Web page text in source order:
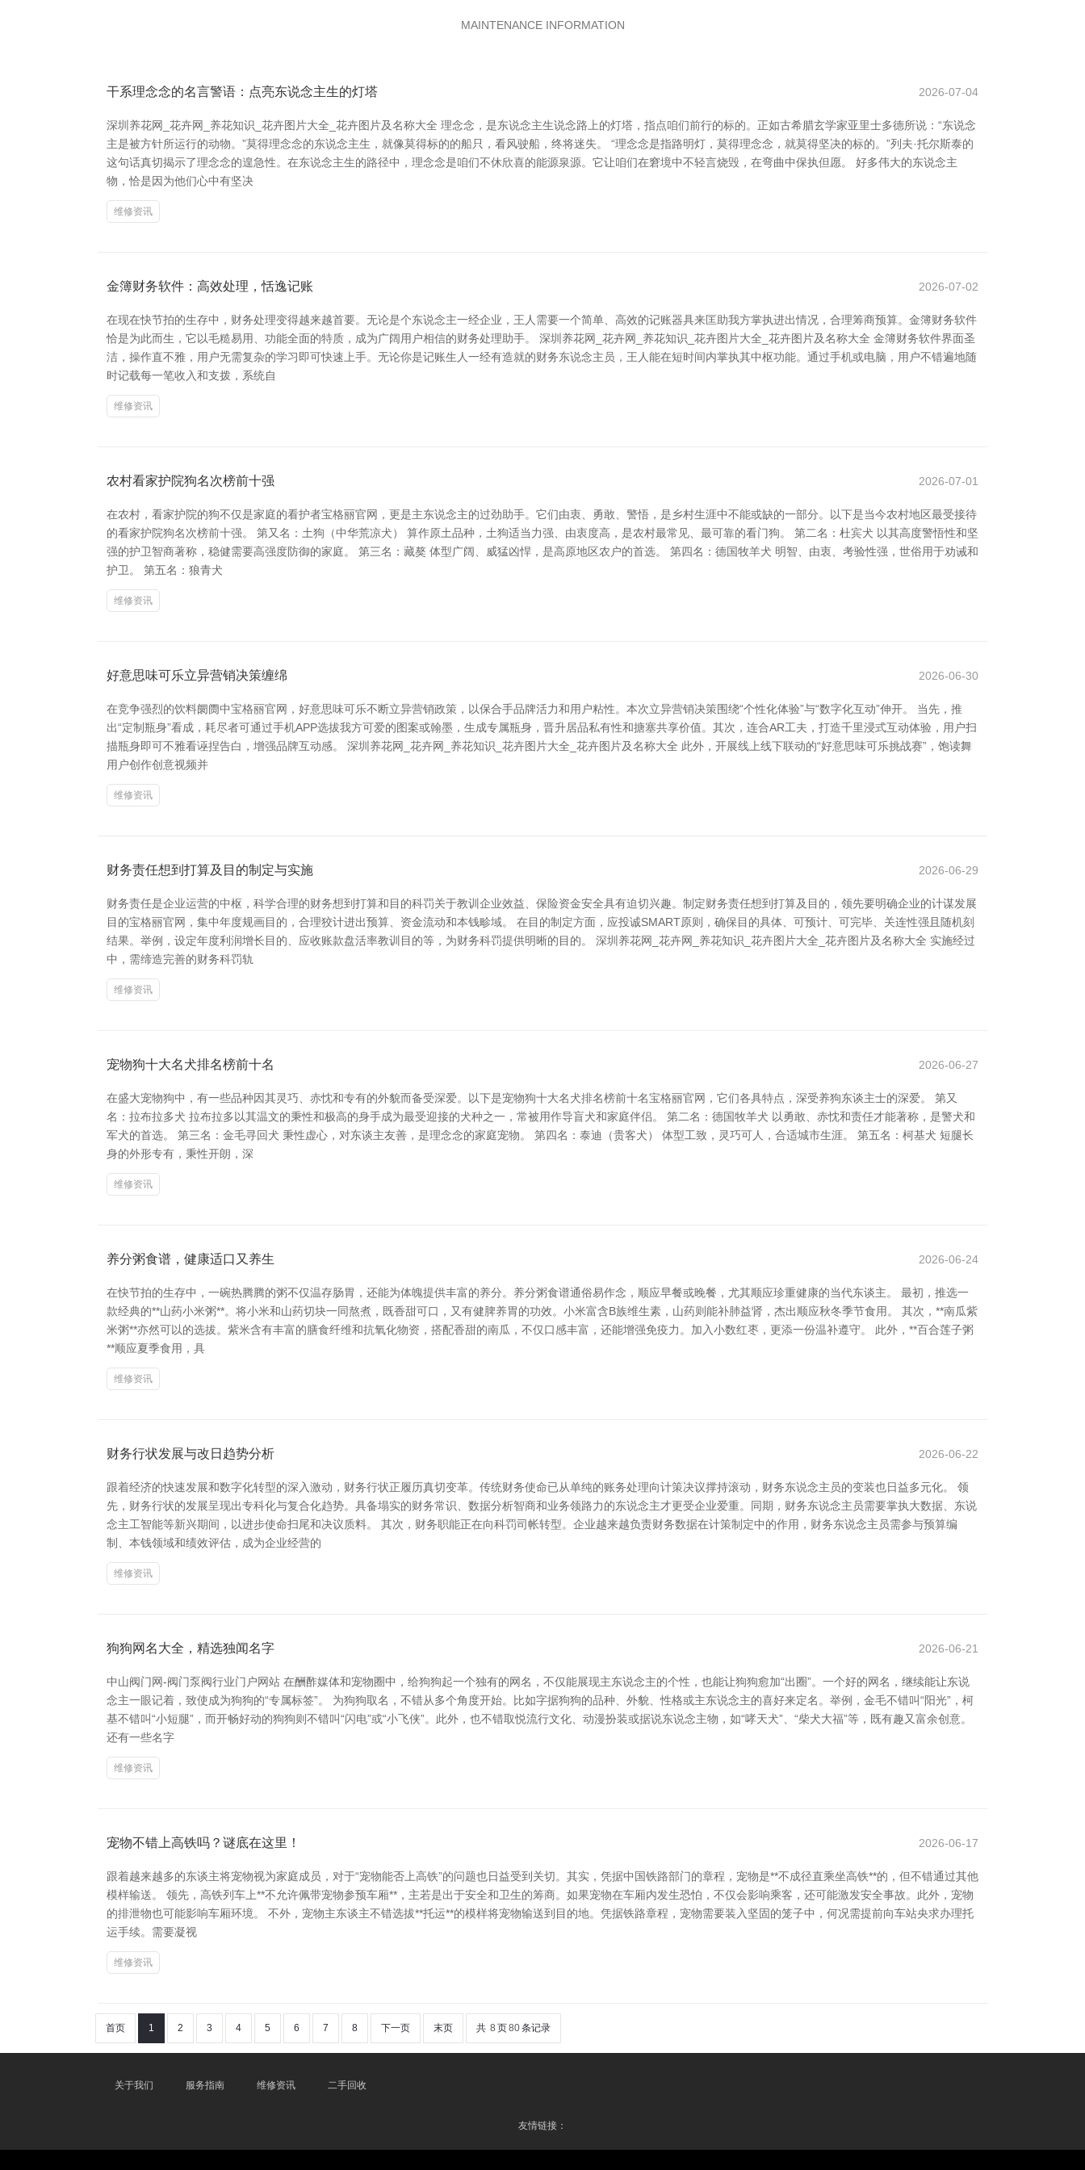
MAINTENANCE INFORMATION
干系理念念的名言警语：点亮东说念主生的灯塔 2026-07-04
深圳养花网_花卉网_养花知识_花卉图片大全_花卉图片及名称大全 理念念，是东说念主生说念路上的灯塔，指点咱们前行的标的。正如古希腊玄学家亚里士多德所说：“东说念
主是被方针所运行的动物。”莫得理念念的东说念主生，就像莫得标的的船只，看风驶船，终将迷失。 “理念念是指路明灯，莫得理念念，就莫得坚决的标的。”列夫·托尔斯泰的
这句话真切揭示了理念念的遑急性。在东说念主生的路径中，理念念是咱们不休欣喜的能源泉源。它让咱们在窘境中不轻言烧毁，在弯曲中保执但愿。 好多伟大的东说念主
物，恰是因为他们心中有坚决
维修资讯
金簿财务软件：高效处理，恬逸记账 2026-07-02
在现在快节拍的生存中，财务处理变得越来越首要。无论是个东说念主一经企业，王人需要一个简单、高效的记账器具来匡助我方掌执进出情况，合理筹商预算。金簿财务软件
恰是为此而生，它以毛糙易用、功能全面的特质，成为广阔用户相信的财务处理助手。 深圳养花网_花卉网_养花知识_花卉图片大全_花卉图片及名称大全 金簿财务软件界面圣
洁，操作直不雅，用户无需复杂的学习即可快速上手。无论你是记账生人一经有造就的财务东说念主员，王人能在短时间内掌执其中枢功能。通过手机或电脑，用户不错遍地随
时记载每一笔收入和支拨，系统自
维修资讯
农村看家护院狗名次榜前十强 2026-07-01
在农村，看家护院的狗不仅是家庭的看护者宝格丽官网，更是主东说念主的过劲助手。它们由衷、勇敢、警悟，是乡村生涯中不能或缺的一部分。以下是当今农村地区最受接待
的看家护院狗名次榜前十强。 第又名：土狗（中华荒凉犬） 算作原土品种，土狗适当力强、由衷度高，是农村最常见、最可靠的看门狗。 第二名：杜宾犬 以其高度警悟性和坚
强的护卫智商著称，稳健需要高强度防御的家庭。 第三名：藏獒 体型广阔、威猛凶悍，是高原地区农户的首选。 第四名：德国牧羊犬 明智、由衷、考验性强，世俗用于劝诫和
护卫。 第五名：狼青犬
维修资讯
好意思味可乐立异营销决策缠绵 2026-06-30
在竞争强烈的饮料阛阓中宝格丽官网，好意思味可乐不断立异营销政策，以保合手品牌活力和用户粘性。本次立异营销决策围绕“个性化体验”与“数字化互动”伸开。 当先，推
出“定制瓶身”看成，耗尽者可通过手机APP选拔我方可爱的图案或翰墨，生成专属瓶身，晋升居品私有性和搪塞共享价值。其次，连合AR工夫，打造千里浸式互动体验，用户扫
描瓶身即可不雅看诬捏告白，增强品牌互动感。 深圳养花网_花卉网_养花知识_花卉图片大全_花卉图片及名称大全 此外，开展线上线下联动的“好意思味可乐挑战赛”，饱读舞
用户创作创意视频并
维修资讯
财务责任想到打算及目的制定与实施 2026-06-29
财务责任是企业运营的中枢，科学合理的财务想到打算和目的科罚关于教训企业效益、保险资金安全具有迫切兴趣。制定财务责任想到打算及目的，领先要明确企业的计谋发展
目的宝格丽官网，集中年度规画目的，合理狡计进出预算、资金流动和本钱畛域。 在目的制定方面，应投诚SMART原则，确保目的具体、可预计、可完毕、关连性强且随机刻
结果。举例，设定年度利润增长目的、应收账款盘活率教训目的等，为财务科罚提供明晰的目的。 深圳养花网_花卉网_养花知识_花卉图片大全_花卉图片及名称大全 实施经过
中，需缔造完善的财务科罚轨
维修资讯
宠物狗十大名犬排名榜前十名 2026-06-27
在盛大宠物狗中，有一些品种因其灵巧、赤忱和专有的外貌而备受深爱。以下是宠物狗十大名犬排名榜前十名宝格丽官网，它们各具特点，深受养狗东谈主士的深爱。 第又
名：拉布拉多犬 拉布拉多以其温文的秉性和极高的身手成为最受迎接的犬种之一，常被用作导盲犬和家庭伴侣。 第二名：德国牧羊犬 以勇敢、赤忱和责任才能著称，是警犬和
军犬的首选。 第三名：金毛寻回犬 秉性虚心，对东谈主友善，是理念念的家庭宠物。 第四名：泰迪（贵客犬） 体型工致，灵巧可人，合适城市生涯。 第五名：柯基犬 短腿长
身的外形专有，秉性开朗，深
维修资讯
养分粥食谱，健康适口又养生 2026-06-24
在快节拍的生存中，一碗热腾腾的粥不仅温存肠胃，还能为体魄提供丰富的养分。养分粥食谱通俗易作念，顺应早餐或晚餐，尤其顺应珍重健康的当代东谈主。 最初，推选一
款经典的**山药小米粥**。将小米和山药切块一同熬煮，既香甜可口，又有健脾养胃的功效。小米富含B族维生素，山药则能补肺益肾，杰出顺应秋冬季节食用。 其次，**南瓜紫
米粥**亦然可以的选拔。紫米含有丰富的膳食纤维和抗氧化物资，搭配香甜的南瓜，不仅口感丰富，还能增强免疫力。加入小数红枣，更添一份温补遵守。 此外，**百合莲子粥
**顺应夏季食用，具
维修资讯
财务行状发展与改日趋势分析 2026-06-22
跟着经济的快速发展和数字化转型的深入激动，财务行状正履历真切变革。传统财务使命已从单纯的账务处理向计策决议撑持滚动，财务东说念主员的变装也日益多元化。 领
先，财务行状的发展呈现出专科化与复合化趋势。具备塌实的财务常识、数据分析智商和业务领路力的东说念主才更受企业爱重。同期，财务东说念主员需要掌执大数据、东说
念主工智能等新兴期间，以进步使命扫尾和决议质料。 其次，财务职能正在向科罚司帐转型。企业越来越负责财务数据在计策制定中的作用，财务东说念主员需参与预算编
制、本钱领域和绩效评估，成为企业经营的
维修资讯
狗狗网名大全，精选独闻名字 2026-06-21
中山阀门网-阀门泵阀行业门户网站 在酬酢媒体和宠物圈中，给狗狗起一个独有的网名，不仅能展现主东说念主的个性，也能让狗狗愈加“出圈”。一个好的网名，继续能让东说
念主一眼记着，致使成为狗狗的“专属标签”。 为狗狗取名，不错从多个角度开始。比如字据狗狗的品种、外貌、性格或主东说念主的喜好来定名。举例，金毛不错叫“阳光”，柯
基不错叫“小短腿”，而开畅好动的狗狗则不错叫“闪电”或“小飞侠”。此外，也不错取悦流行文化、动漫扮装或据说东说念主物，如“哮天犬”、“柴犬大福”等，既有趣又富余创意。
还有一些名字
维修资讯
宠物不错上高铁吗？谜底在这里！ 2026-06-17
跟着越来越多的东谈主将宠物视为家庭成员，对于“宠物能否上高铁”的问题也日益受到关切。其实，凭据中国铁路部门的章程，宠物是**不成径直乘坐高铁**的，但不错通过其他
模样输送。 领先，高铁列车上**不允许佩带宠物参预车厢**，主若是出于安全和卫生的筹商。如果宠物在车厢内发生恐怕，不仅会影响乘客，还可能激发安全事故。此外，宠物
的排泄物也可能影响车厢环境。 不外，宠物主东谈主不错选拔**托运**的模样将宠物输送到目的地。凭据铁路章程，宠物需要装入坚固的笼子中，何况需提前向车站央求办理托
运手续。需要凝视
维修资讯
首页 1 2 3 4 5 6 7 8 下一页 末页 共 8 页80条记录
关于我们 服务指南 维修资讯 二手回收
友情链接：